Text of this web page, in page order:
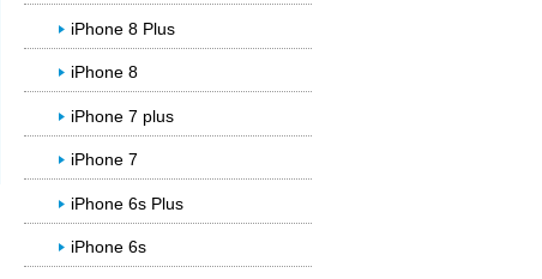
iPhone 8 Plus
iPhone 8
iPhone 7 plus
iPhone 7
iPhone 6s Plus
iPhone 6s